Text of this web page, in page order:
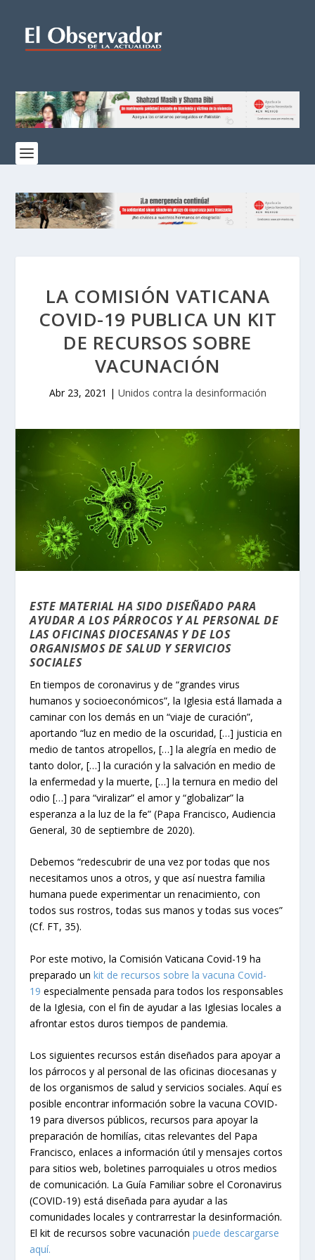
LA COMISIÓN VATICANA
COVID-19 PUBLICA UN KIT
DE RECURSOS SOBRE
VACUNACIÓN
Abr 23, 2021 | Unidos contra la desinformación
ESTE MATERIAL HA SIDO DISEÑADO PARA
AYUDAR A LOS PÁRROCOS Y AL PERSONAL DE
LAS OFICINAS DIOCESANAS Y DE LOS
ORGANISMOS DE SALUD Y SERVICIOS
SOCIALES
En tiempos de coronavirus y de “grandes virus
humanos y socioeconómicos”, la Iglesia está llamada a
caminar con los demás en un “viaje de curación”,
aportando “luz en medio de la oscuridad, […] justicia en
medio de tantos atropellos, […] la alegría en medio de
tanto dolor, […] la curación y la salvación en medio de
la enfermedad y la muerte, […] la ternura en medio del
odio […] para “viralizar” el amor y “globalizar” la
esperanza a la luz de la fe” (Papa Francisco, Audiencia
General, 30 de septiembre de 2020).
Debemos “redescubrir de una vez por todas que nos
necesitamos unos a otros, y que así nuestra familia
humana puede experimentar un renacimiento, con
todos sus rostros, todas sus manos y todas sus voces”
(Cf. FT, 35).
Por este motivo, la Comisión Vaticana Covid-19 ha
preparado unkit de recursos sobre la vacuna Covid-
19 especialmente pensada para todos los responsables
de la Iglesia, con el fin de ayudar a las Iglesias locales a
afrontar estos duros tiempos de pandemia.
Los siguientes recursos están diseñados para apoyar a
los párrocos y al personal de las oficinas diocesanas y
de los organismos de salud y servicios sociales. Aquí es
posible encontrar información sobre la vacuna COVID-
19 para diversos públicos, recursos para apoyar la
preparación de homilías, citas relevantes del Papa
Francisco, enlaces a información útil y mensajes cortos
para sitios web, boletines parroquiales u otros medios
de comunicación. La Guía Familiar sobre el Coronavirus
(COVID-19) está diseñada para ayudar a las
comunidades locales y contrarrestar la desinformación.
El kit de recursos sobre vacunaciónpuede descargarse
aquí.